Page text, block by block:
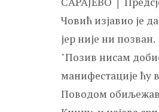
Човић изјавио је
јер није ни позван.
"Позив нисам
манифестације ћу
Поводом